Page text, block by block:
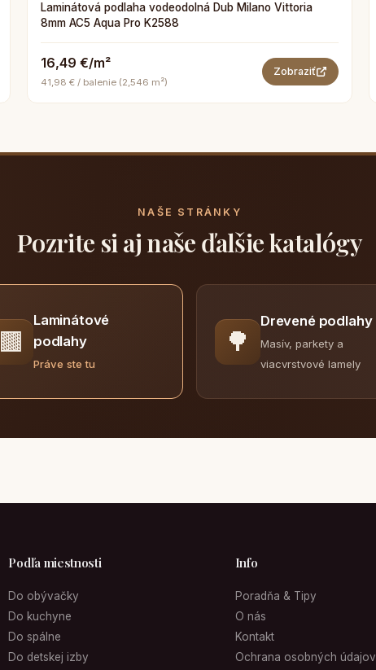
Laminátová podlaha vodeodolná Dub Milano Vittoria
8mm AC5 Aqua Pro K2588
16,49 €/m²
41,98 € / balenie (2,546 m²)
Zobraziť
NAŠE STRÁNKY
Pozrite si aj naše ďalšie katalógy
🟫
Laminátové
podlahy
Práve ste tu
🌳
Drevené podlahy
Masív, parkety a
viacvrstvové lamely
Podľa miestnosti
Do obývačky
Do kuchyne
Do spálne
Do detskej izby
Info
Poradňa & Tipy
O nás
Kontakt
Ochrana osobných údajov